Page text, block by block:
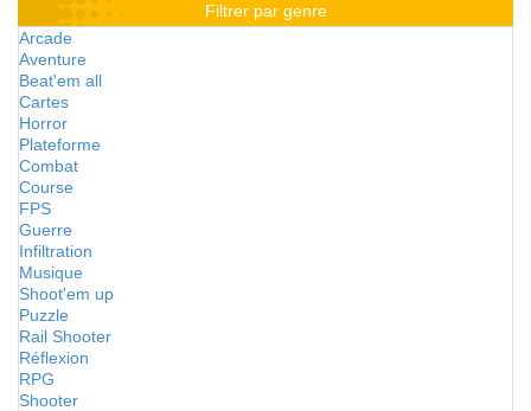
Filtrer par genre
Arcade
Aventure
Beat'em all
Cartes
Horror
Plateforme
Combat
Course
FPS
Guerre
Infiltration
Musique
Shoot'em up
Puzzle
Rail Shooter
Réflexion
RPG
Shooter